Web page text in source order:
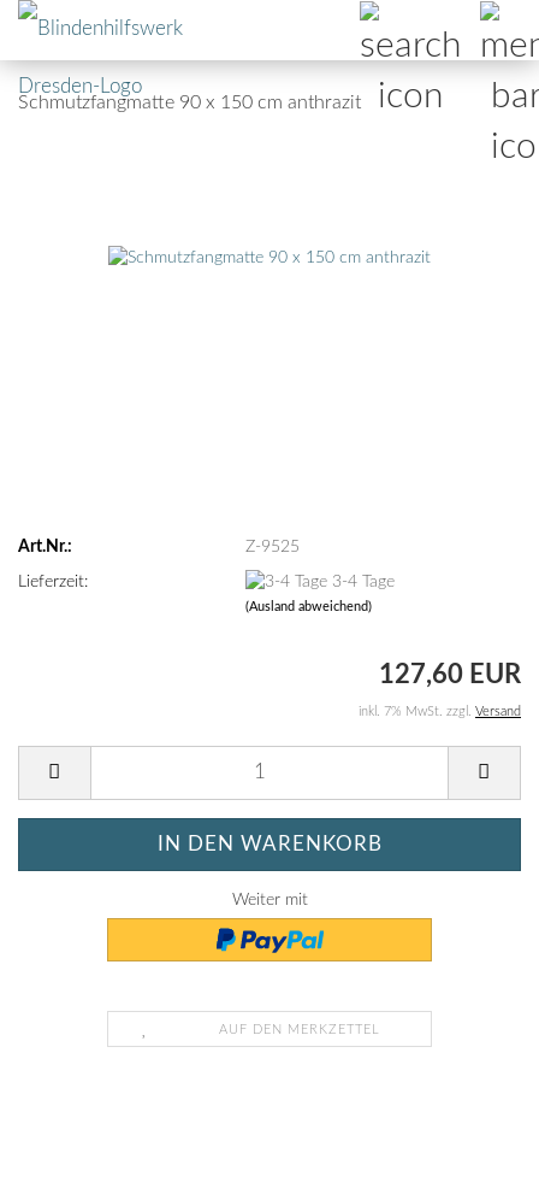
Schmutzfangmatte 90 x 150 cm anthrazit
Art.Nr.: Z-9525
Lieferzeit: 3-4 Tage
(Ausland abweichend)
127,60 EUR
inkl. 7% MwSt. zzgl. Versand
Weiter mit
AUF DEN MERKZETTEL